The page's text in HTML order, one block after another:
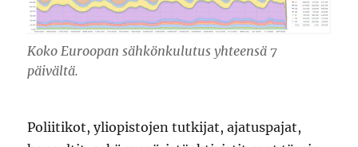
Koko Euroopan sähkönkulutus yhteensä 7
päivältä.
Poliitikot, yliopistojen tutkijat, ajatuspajat,